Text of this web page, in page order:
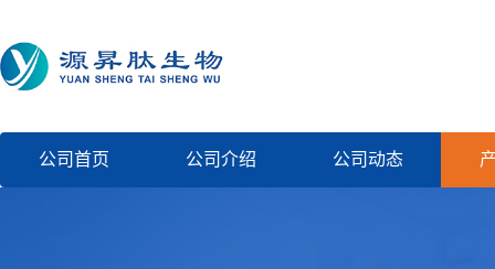
公司首页 公司介绍 公司动态